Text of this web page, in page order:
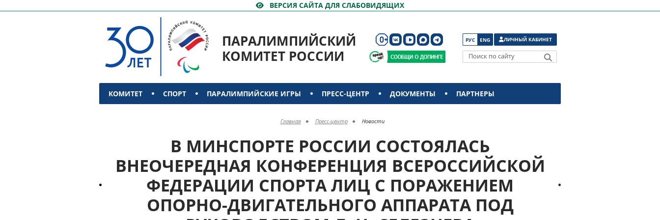
ВЕРСИЯ САЙТА ДЛЯ СЛАБОВИДЯЩИХ
ПАРАЛИМПИЙСКИЙ
КОМИТЕТ РОССИИ
РУС ENG ЛИЧНЫЙ КАБИНЕТ
Поиск по сайту
КОМИТЕТ СПОРТ ПАРАЛИМПИЙСКИЕ ИГРЫ ПРЕСС-ЦЕНТР ДОКУМЕНТЫ ПАРТНЕРЫ
Главная Пресс-центр Новости
В МИНСПОРТЕ РОССИИ СОСТОЯЛАСЬ
ВНЕОЧЕРЕДНАЯ КОНФЕРЕНЦИЯ ВСЕРОССИЙСКОЙ
ФЕДЕРАЦИИ СПОРТА ЛИЦ С ПОРАЖЕНИЕМ
ОПОРНО-ДВИГАТЕЛЬНОГО АППАРАТА ПОД